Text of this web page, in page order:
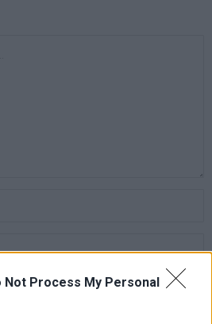
Not Process My Personal